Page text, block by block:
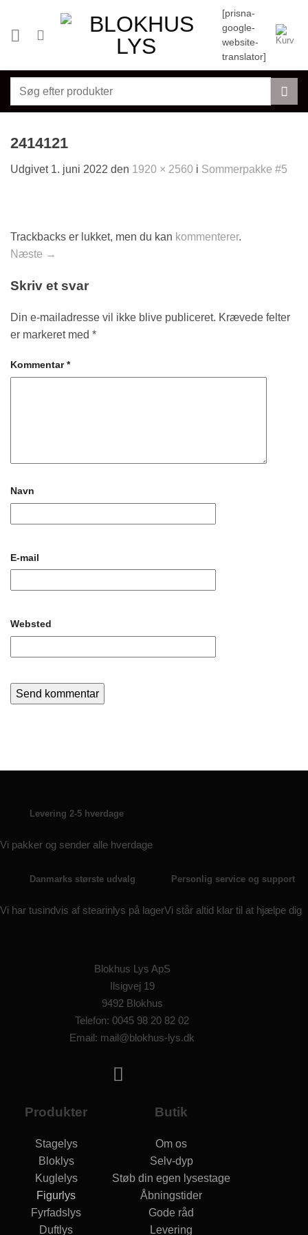
indhold
[prisna-
google-
website-
translator]
Søg
2414121
Udgivet 1. juni 2022 den 1920 × 2560 i Sommerpakke #5
Trackbacks er lukket, men du kan kommenterer.
Næste →
Skriv et svar
Din e-mailadresse vil ikke blive publiceret. Krævede felter
er markeret med *
Kommentar*
Navn
E-mail
Websted
Levering 2-5 hverdage
Vi pakker og sender alle hverdage
Danmarks største udvalg
Vi har tusindvis af stearinlys på lager
Personlig service og support
Vi står altid klar til at hjælpe dig
Blokhus Lys ApS
Ilsigvej 19
9492 Blokhus
Telefon: 0045 98 20 82 02
Email: mail@blokhus-lys.dk
Produkter
Stagelys
Bloklys
Kuglelys
Figurlys
Fyrfadslys
Duftlys
Butik
Om os
Selv-dyp
Støb din egen lysestage
Åbningstider
Gode råd
Levering